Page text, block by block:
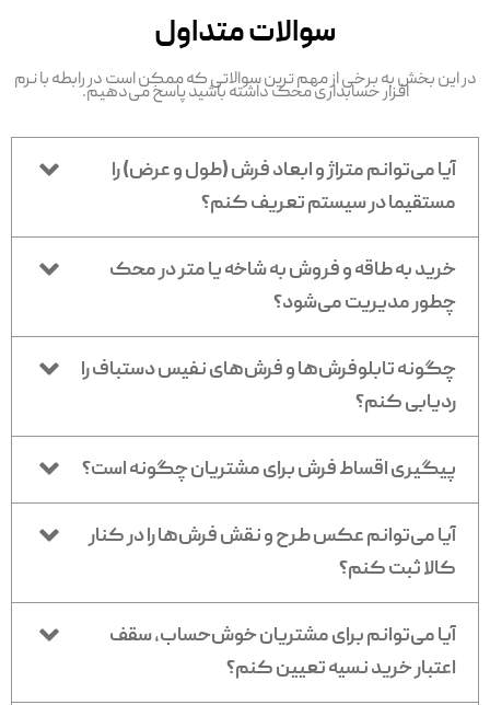
سوالات متداول
در این بخش به برخی از مهم ترین سوالاتی که ممکن است در رابطه با نرم
افزار حسابداری محک داشته باشید پاسخ می‌دهیم.
آیا می‌توانم متراژ و ابعاد فرش (طول و عرض) را
مستقیما در سیستم تعریف کنم؟
خرید به طاقه و فروش به شاخه یا متر در محک
چطور مدیریت می‌شود؟
چگونه تابلوفرش‌ها و فرش‌های نفیس دستباف را
ردیابی کنم؟
پیگیری اقساط فرش برای مشتریان چگونه است؟
آیا می‌توانم عکس طرح و نقش فرش‌ها را در کنار
کالا ثبت کنم؟
آیا می‌توانم برای مشتریان خوش‌حساب، سقف
اعتبار خرید نسیه تعیین کنم؟